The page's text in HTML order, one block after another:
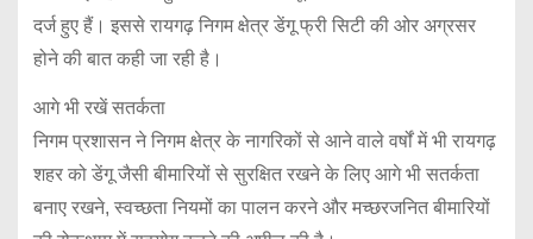
दर्ज हुए हैं। इससे रायगढ़ निगम क्षेत्र डेंगू फ्री सिटी की ओर अग्रसर
होने की बात कही जा रही है।
आगे भी रखें सतर्कता
निगम प्रशासन ने निगम क्षेत्र के नागरिकों से आने वाले वर्षों में भी रायगढ़
शहर को डेंगू जैसी बीमारियों से सुरक्षित रखने के लिए आगे भी सतर्कता
बनाए रखने, स्वच्छता नियमों का पालन करने और मच्छरजनित बीमारियों